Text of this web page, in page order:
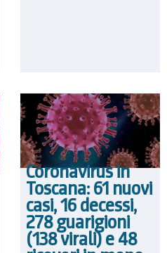
Coronavirus in
Toscana: 61 nuovi
casi, 16 decessi,
278 guarigioni
(138 virali) e 48